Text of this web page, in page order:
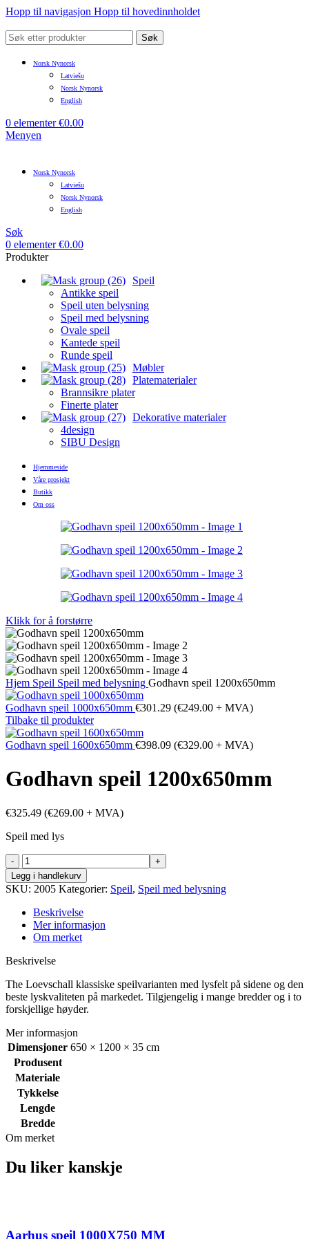
Hopp til navigasjon Hopp til hovedinnholdet
Søk
Norsk Nynorsk
Latviešu
Norsk Nynorsk
English
0 elementer €0.00
Menyen
Norsk Nynorsk
Latviešu
Norsk Nynorsk
English
Søk
0 elementer €0.00
Produkter
Speil
Antikke speil
Speil uten belysning
Speil med belysning
Ovale speil
Kantede speil
Runde speil
Møbler
Platematerialer
Brannsikre plater
Finerte plater
Dekorative materialer
4design
SIBU Design
Hjemmeside
Våre prosjekt
Butikk
Om oss
Klikk for å forstørre
Hjem Speil Speil med belysning Godhavn speil 1200x650mm
Godhavn speil 1000x650mm €301.29 (€249.00 + MVA)
Tilbake til produkter
Godhavn speil 1600x650mm €398.09 (€329.00 + MVA)
Godhavn speil 1200x650mm
€325.49 (€269.00 + MVA)
Speil med lys
Godhavn
speil
1200x650mm
antall
Legg i handlekurv
SKU: 2005 Kategorier: Speil, Speil med belysning
Beskrivelse
Mer informasjon
Om merket
Beskrivelse
The Loevschall klassiske speilvarianten med lysfelt på sidene og den
beste lyskvaliteten på markedet. Tilgjengelig i mange bredder og i to
forskjellige høyder.
Mer informasjon
Dimensjoner 650 × 1200 × 35 cm
Produsent
Materiale
Tykkelse
Lengde
Bredde
Om merket
Du liker kanskje
Aarhus speil 1000X750 MM